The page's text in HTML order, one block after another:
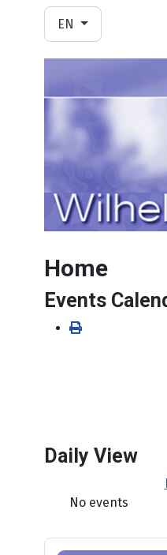
Select your language
EN
Home
Events
Daily View
No events